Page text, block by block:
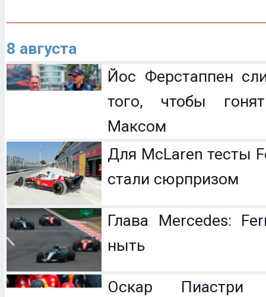
8 августа
Йос Ферстаппен
того, чтобы
Максом
Для McLaren тесты
стали сюрпризом
Глава Mercedes:
ныть
Оскар Пиастри